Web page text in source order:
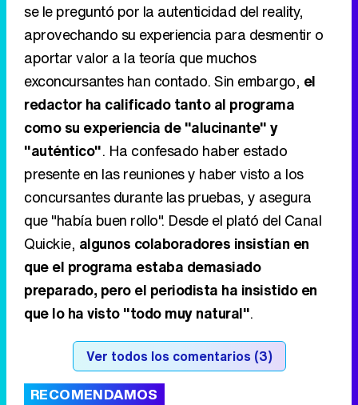
se le preguntó por la autenticidad del reality,
aprovechando su experiencia para desmentir o
aportar valor a la teoría que muchos
exconcursantes han contado. Sin embargo, el
redactor ha calificado tanto al programa
como su experiencia de "alucinante" y
"auténtico". Ha confesado haber estado
presente en las reuniones y haber visto a los
concursantes durante las pruebas, y asegura
que "había buen rollo". Desde el plató del Canal
Quickie, algunos colaboradores insistían en
que el programa estaba demasiado
preparado, pero el periodista ha insistido en
que lo ha visto "todo muy natural".
Ver todos los comentarios (3)
RECOMENDAMOS